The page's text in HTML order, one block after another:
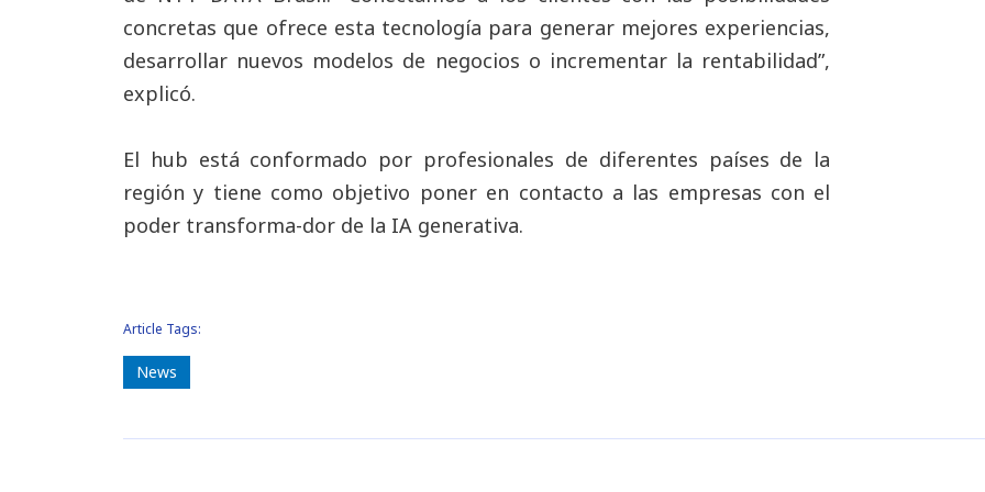
concretas que ofrece esta tecnología para generar mejores experiencias,
desarrollar nuevos modelos de negocios o incrementar la rentabilidad”,
explicó.
El hub está conformado por profesionales de diferentes países de la
región y tiene como objetivo poner en contacto a las empresas con el
poder transforma-dor de la IA generativa.
Article Tags:
News